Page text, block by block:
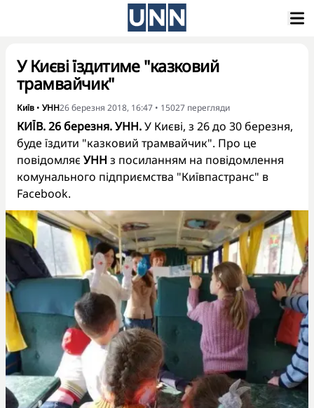
У Києві їздитиме "казковий
трамвайчик"
Київ • УНН26 березня 2018, 16:47 • 15027 перегляди
КИЇВ. 26 березня. УНН.У Києві, з 26 до 30 березня,
буде їздити "казковий трамвайчик". Про це
повідомляє УНН з посиланням на повідомлення
комунального підприємства "Київпастранс" в
Facebook.